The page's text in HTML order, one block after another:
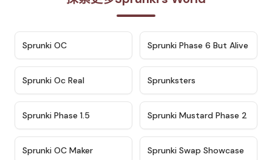
Sprunki OC ★ 4.9
Sprunki Phase 6 But Alive
Sprunki Oc Real Sprunksters
Sprunki Phase 1.5 ★ 4.4
Sprunki Mustard Phase 2
Sprunki OC Maker ★ 4.6
Sprunki Swap Showcase